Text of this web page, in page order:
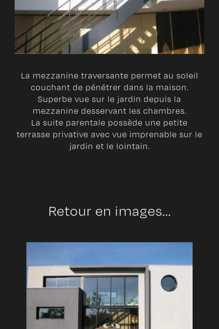
La mezzanine traversante permet au soleil
couchant de pénétrer dans la maison.
Superbe vue sur le jardin depuis la
mezzanine desservant les chambres.
La suite parentale possède une petite
terrasse privative avec vue imprenable sur le
jardin et le lointain.
Retour en images...